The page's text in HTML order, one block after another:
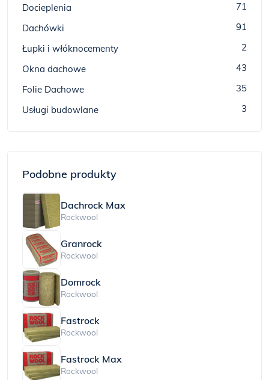
Docieplenia
71
Dachówki
91
Łupki i włóknocementy
2
Okna dachowe
43
Folie Dachowe
35
Usługi budowlane
3
Podobne produkty
Dachrock Max
Rockwool
Granrock
Rockwool
Domrock
Rockwool
Fastrock
Rockwool
Fastrock Max
Rockwool